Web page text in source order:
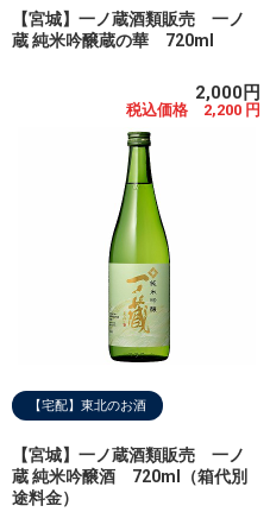
【宮城】一ノ蔵酒類販売 一ノ
蔵 純米吟醸蔵の華 720ml
2,000円
税込価格 2,200 円
【宅配】東北のお酒
【宮城】一ノ蔵酒類販売 一ノ
蔵 純米吟醸酒 720ml（箱代別
途料金）